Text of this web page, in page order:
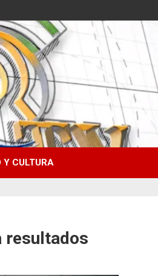
Y CULTURA
resultados